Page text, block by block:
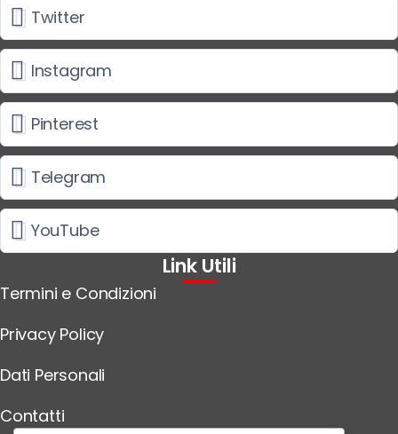
Twitter
Instagram
Pinterest
Telegram
YouTube
Link Utili
Termini e Condizioni
Privacy Policy
Dati Personali
Contatti